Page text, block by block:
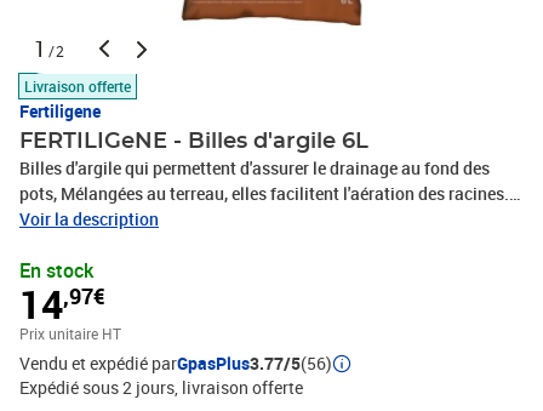
1 /2
Livraison offerte
Fertiligene
FERTILIGeNE - Billes d'argile 6L
Billes d'argile qui permettent d'assurer le drainage au fond des
pots, Mélangées au terreau, elles facilitent l'aération des racines.
En couverture, elles limitent l'apparition des mauvaises herbes.
Voir la description
En stock
14,97€
Prix unitaire HT
Vendu et expédié parGpasPlus3.77/5(56)
Expédié sous 2 jours livraison offerte